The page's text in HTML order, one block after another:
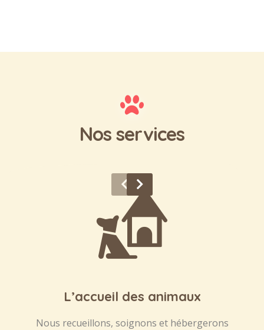
Nos services
L’accueil des animaux
Nous recueillons, soignons et hébergerons